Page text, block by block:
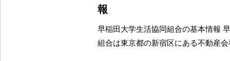
報
早稲田大学生活協同組合の基本情報
組合は東京都の新宿区にある不動産